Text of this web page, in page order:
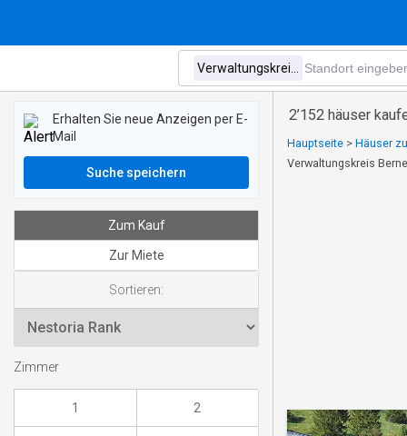
2’152 häuser
Hauptseite > Häuser
Verwaltungskreis
Erhalten Sie neue Anzeigen per E-
Mail
Suche speichern
Zum Kauf
Zur Miete
Sortieren:
Zimmer
1 2